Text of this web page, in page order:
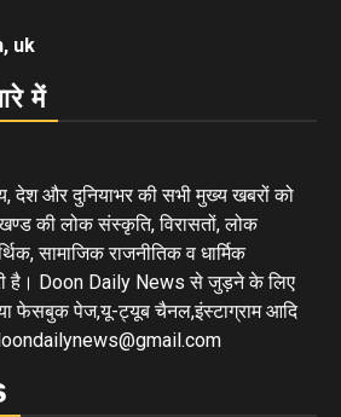
uk
में
देश और दुनियाभर की सभी मुख्य खबरों को
की लोक संस्कृति, विरासतों, लोक
सामाजिक राजनीतिक व धार्मिक
है। Doon Daily News से जुड़ने के लिए
फेसबुक पेज,यू-ट्यूब चैनल,इंस्टाग्राम आदि